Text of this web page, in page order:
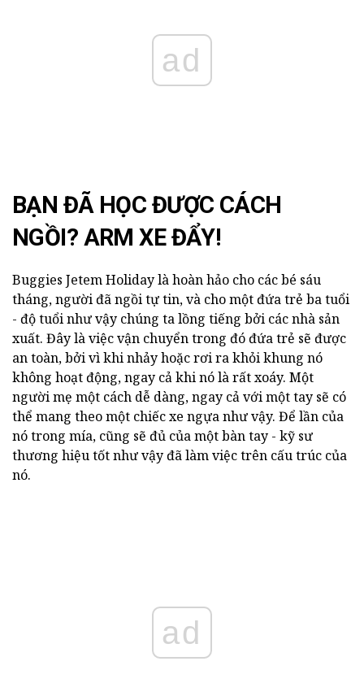
ad
BẠN ĐÃ HỌC ĐƯỢC CÁCH
NGỒI? ARM XE ĐẨY!
Buggies Jetem Holiday là hoàn hảo cho các bé sáu
tháng, người đã ngồi tự tin, và cho một đứa trẻ ba tuổi
- độ tuổi như vậy chúng ta lồng tiếng bởi các nhà sản
xuất. Đây là việc vận chuyển trong đó đứa trẻ sẽ được
an toàn, bởi vì khi nhảy hoặc rơi ra khỏi khung nó
không hoạt động, ngay cả khi nó là rất xoáy. Một
người mẹ một cách dễ dàng, ngay cả với một tay sẽ có
thể mang theo một chiếc xe ngựa như vậy. Để lần của
nó trong mía, cũng sẽ đủ của một bàn tay - kỹ sư
thương hiệu tốt như vậy đã làm việc trên cấu trúc của
nó.
ad